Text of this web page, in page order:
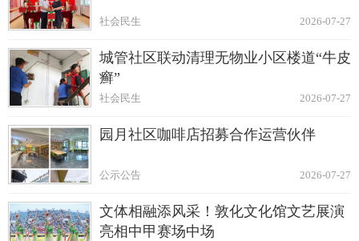
2026-07-27
社会民生
城管社区联动清理无物业小区楼道“牛皮
癣”
2026-07-27
社会民生
园月社区咖啡店招募合作运营伙伴
2026-07-27
公示公告
文体相融添风采！敦化文化馆文艺展演
亮相中甲赛场中场